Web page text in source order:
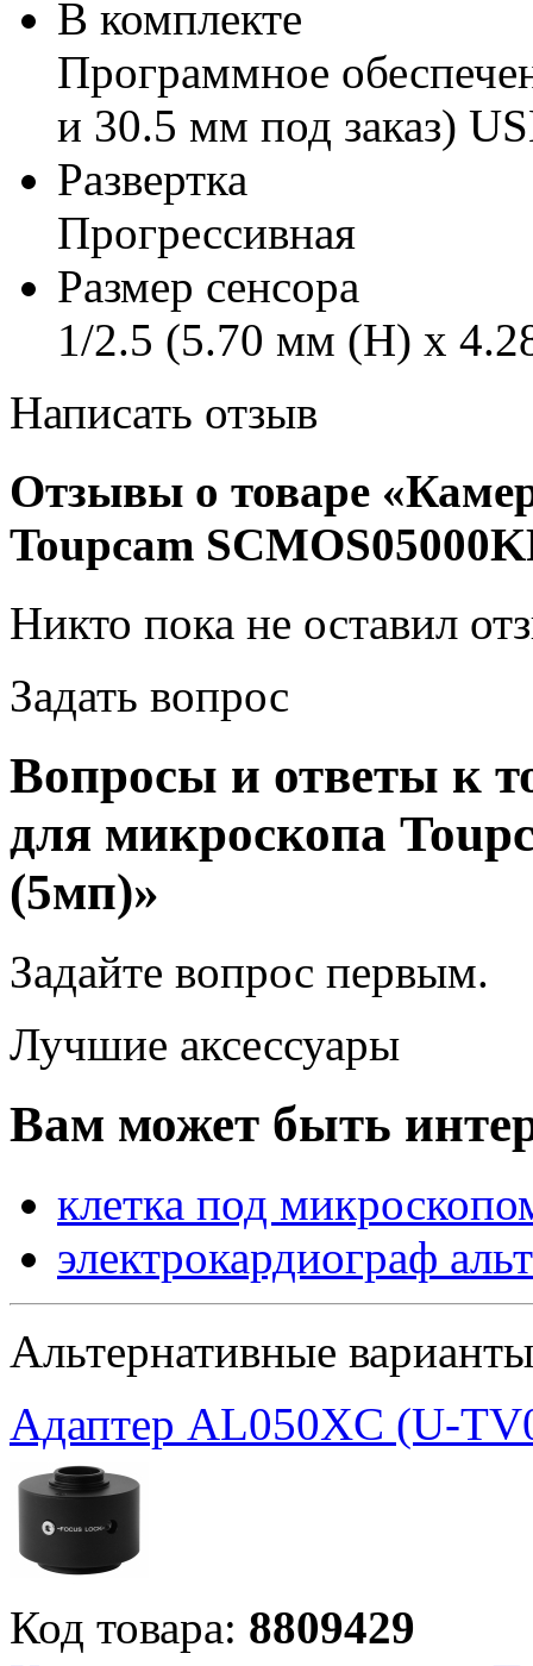
В комплекте
Программное
и 30.5 мм под заказ)
Развертка
Прогрессивная
Размер сенсора
1/2.5 (5.70 мм (H) x
Написать отзыв
Отзывы о товаре
Toupcam
Никто пока не оставил
Задать вопрос
Вопросы и ответы к
для микроскопа
(5мп)»
Задайте вопрос первым.
Лучшие аксессуары
Вам может быть
клетка под
электрокардиограф
Альтернативные варианты
Адаптер AL050XC (U-
Код товара: 8809429